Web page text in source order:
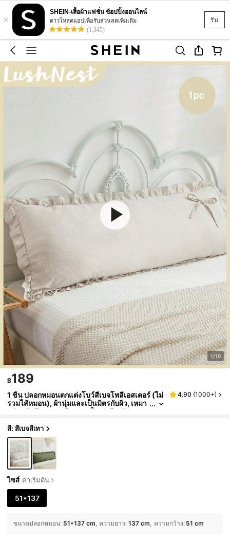
รับ
×
SHEIN-เสื้อผ้าแฟชั่น ช้อปปิ้งออนไลน์
ดาวโหลดแอปเพื่อรับส่วนลดเพิ่มเติม
(1,345)
1/10
฿189
1 ชิ้น ปลอกหมอนตกแต่งโบว์สีเบจโพลีเอสเตอร์ (ไม่
รวมไส้หมอน), ผ้านุ่มและเป็นมิตรกับผิว, เหมา
ะสำหรับห้องนอน, ห้องนอนใหญ่, ห้องพักแขก,
วยงาม, สไตล์มินิมอล, ห้องนอนที่สะดวกสบาย, ของ
ตกแต่งบ้าน, สัมผัสนุ่ม
4.90 (1000+)
สี: สีเบจสีเทา
ไซส์ ค่าเริ่มต้น
51*137
ขนาดปลอกหมอน: 51*137 cm ความยาว: 137 cm ความกว้าง: 51 cm